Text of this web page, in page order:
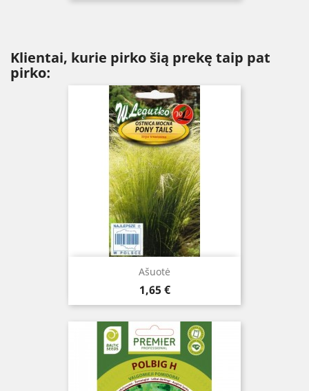
Klientai, kurie pirko šią prekę taip pat
pirko:
Ašuotė
Kaina
1,65 €